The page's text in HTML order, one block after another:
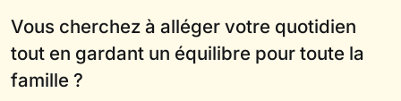
Vous cherchez à alléger votre quotidien
tout en gardant un équilibre pour toute la
famille ?